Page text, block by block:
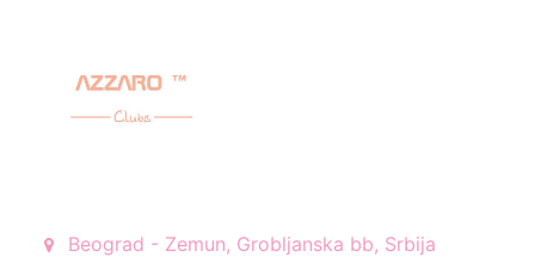
Beograd - Zemun, Grobljanska bb, Srbija